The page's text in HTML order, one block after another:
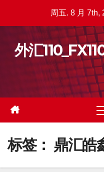
周五. 8 月 7th,
外汇
标签： 鼎汇皓